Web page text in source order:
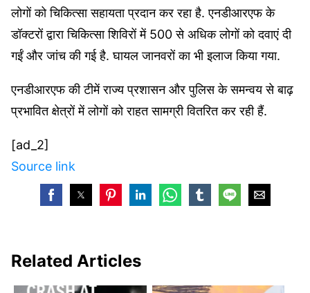
लोगों को चिकित्सा सहायता प्रदान कर रहा है. एनडीआरएफ के
डॉक्टरों द्वारा चिकित्सा शिविरों में 500 से अधिक लोगों को दवाएं दी
गईं और जांच की गई है. घायल जानवरों का भी इलाज किया गया.
एनडीआरएफ की टीमें राज्य प्रशासन और पुलिस के समन्वय से बाढ़
प्रभावित क्षेत्रों में लोगों को राहत सामग्री वितरित कर रही हैं.
[ad_2]
Source link
Related Articles